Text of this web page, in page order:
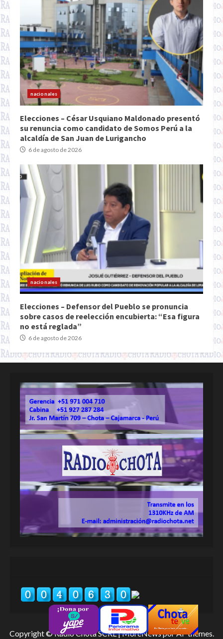
nacionales
Elecciones – César Usquiano Maldonado presentó
su renuncia como candidato de Somos Perú a la
alcaldía de San Juan de Lurigancho
6 de agosto de 2026
nacionales
Elecciones – Defensor del Pueblo se pronuncia
sobre casos de reelección encubierta: “Esa figura
no está reglada”
6 de agosto de 2026
Copyright © Radio Chota SCRL|MoreNewspor AF themes.